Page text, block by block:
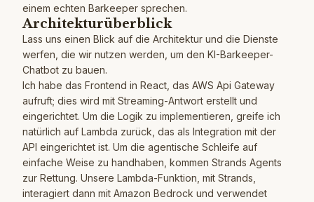
einem echten Barkeeper sprechen.
Architekturüberblick
Lass uns einen Blick auf die Architektur und die Dienste
werfen, die wir nutzen werden, um den KI-Barkeeper-
Chatbot zu bauen.
Ich habe das Frontend in React, das AWS Api Gateway
aufruft; dies wird mit Streaming-Antwort erstellt und
eingerichtet. Um die Logik zu implementieren, greife ich
natürlich auf Lambda zurück, das als Integration mit der
API eingerichtet ist. Um die agentische Schleife auf
einfache Weise zu handhaben, kommen Strands Agents
zur Rettung. Unsere Lambda-Funktion, mit Strands,
interagiert dann mit Amazon Bedrock und verwendet